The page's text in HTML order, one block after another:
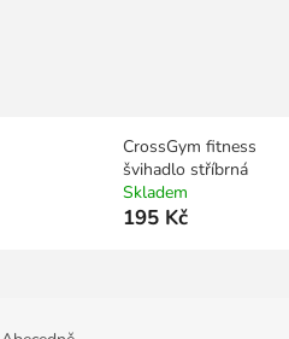
CrossGym fitness
švihadlo stříbrná
Skladem
195 Kč